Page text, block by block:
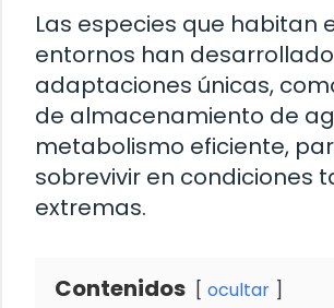
Las especies que habitan
entornos han desarrollado
adaptaciones únicas,
de almacenamiento de
metabolismo eficiente,
sobrevivir en condiciones
extremas.
Contenidos ocultar